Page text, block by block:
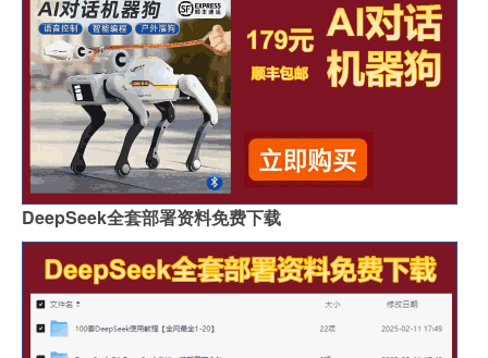
DeepSeek全套部署资料免费下载